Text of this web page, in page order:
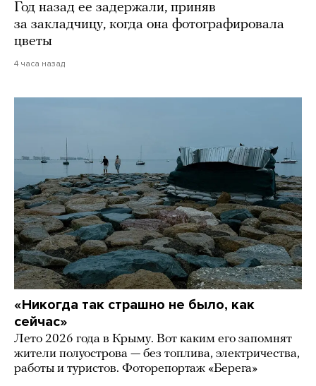
Год назад ее задержали, приняв
за закладчицу, когда она фотографировала
цветы
4 часа назад
«Никогда так страшно не было, как
сейчас»
Лето 2026 года в Крыму. Вот каким его запомнят
жители полуострова — без топлива, электричества,
работы и туристов. Фоторепортаж «Берега»